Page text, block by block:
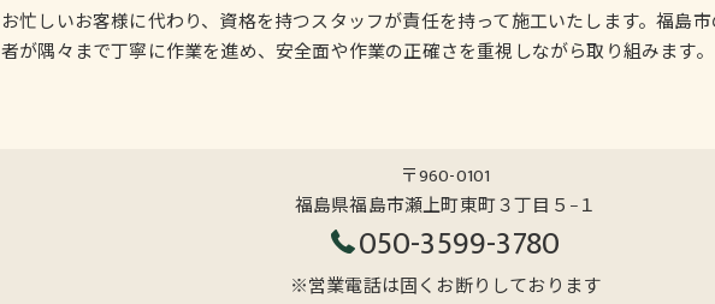
お忙しいお客様に代わり、資格を持つスタッフが責任を持って施工いたします。福島
者が隅々まで丁寧に作業を進め、安全面や作業の正確さを重視しながら取り組みます。
〒960-0101
福島県福島市瀬上町東町３丁目５−１
050-3599-3780
※営業電話は固くお断りしております